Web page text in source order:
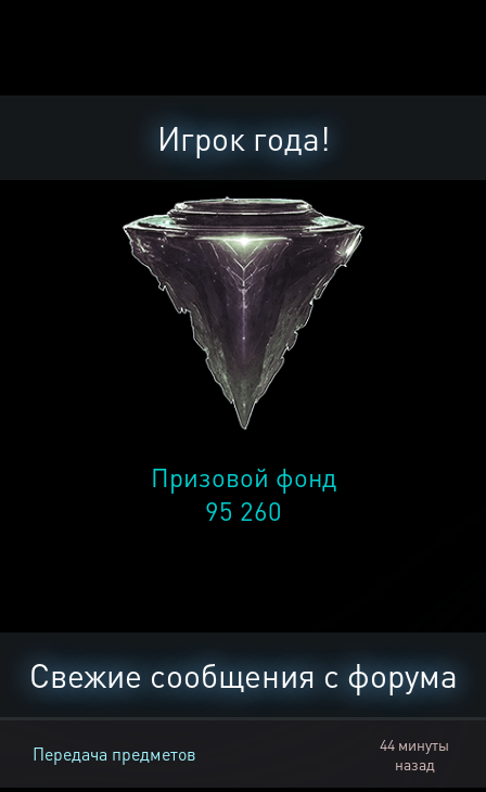
Игрок года!
Призовой фонд
95 260
Свежие сообщения с форума
Передача предметов
44 минуты
назад